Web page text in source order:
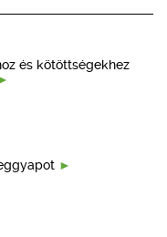
és kötöttségekhez